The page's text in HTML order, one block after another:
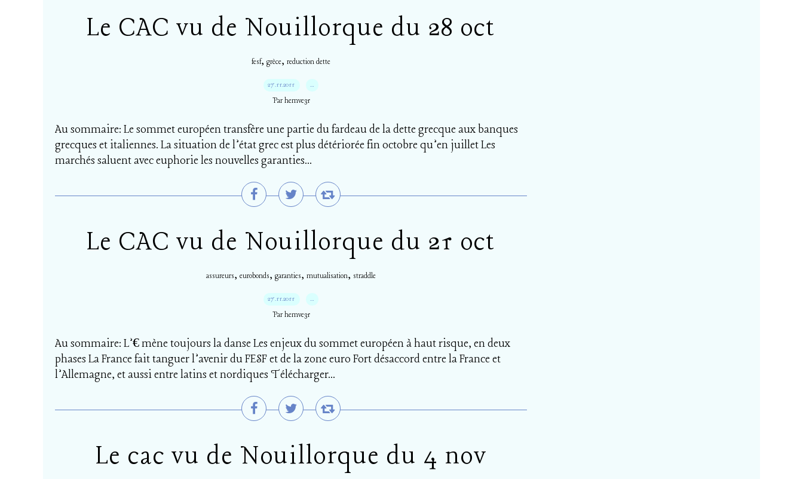
Le CAC vu de Nouillorque du 28 oct
fesf, grèce, reduction dette
27.11.2011 …
Par hemve31
Au sommaire: Le sommet européen transfère une partie du fardeau de la dette grecque aux banques
grecques et italiennes. La situation de l’état grec est plus détériorée fin octobre qu’en juillet Les
marchés saluent avec euphorie les nouvelles garanties...
Le CAC vu de Nouillorque du 21 oct
assureurs, eurobonds, garanties, mutualisation, straddle
27.11.2011 …
Par hemve31
Au sommaire: L’€ mène toujours la danse Les enjeux du sommet européen à haut risque, en deux
phases La France fait tanguer l’avenir du FESF et de la zone euro Fort désaccord entre la France et
l’Allemagne, et aussi entre latins et nordiques Télécharger...
Le cac vu de Nouillorque du 4 nov